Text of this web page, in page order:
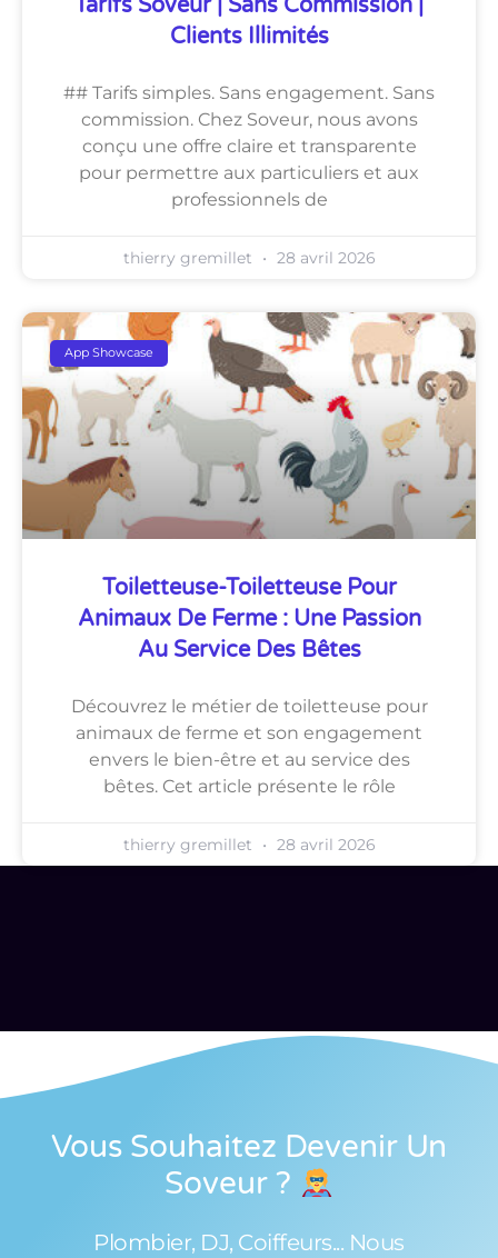
Clients Illimités
## Tarifs simples. Sans engagement. Sans
commission. Chez Soveur, nous avons
conçu une offre claire et transparente
pour permettre aux particuliers et aux
professionnels de
thierry gremillet 28 avril 2026
App Showcase
Toiletteuse-Toiletteuse Pour
Animaux De Ferme : Une Passion
Au Service Des Bêtes
Découvrez le métier de toiletteuse pour
animaux de ferme et son engagement
envers le bien-être et au service des
bêtes. Cet article présente le rôle
thierry gremillet 28 avril 2026
Vous Souhaitez Devenir Un
Soveur ?
Plombier, DJ, Coiffeurs... Nous